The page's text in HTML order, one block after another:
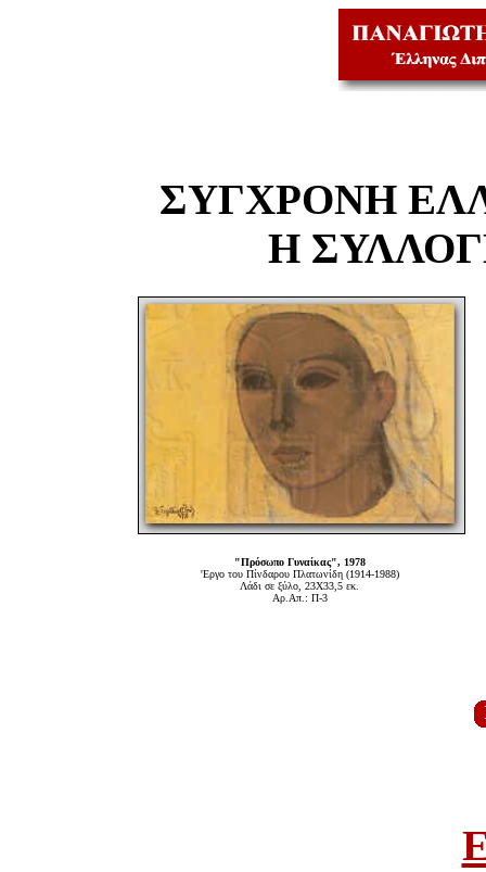
ΣΥΓΧΡΟΝΗ
Η
"Πρόσωπο Γυναίκας", 1978
'Εργο του Πίνδαρου Πλατωνίδη (1914-1988)
Λάδι σε ξύλο, 23Χ33,5 εκ.
Αρ.Απ.: Π-3